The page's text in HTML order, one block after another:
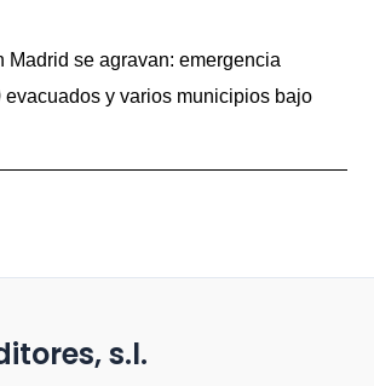
Madrid se agravan: emergencia
evacuados y varios municipios bajo
s.l.